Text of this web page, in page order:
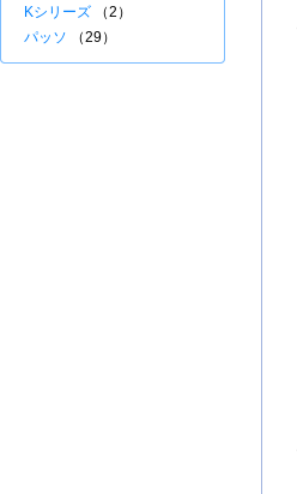
Kシリーズ （2）
パッソ （29）